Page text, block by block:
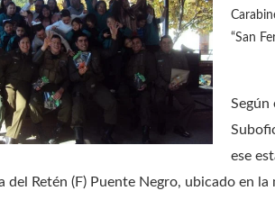
“San
Según
ese
del Retén (F) Puente Negro, ubicado en